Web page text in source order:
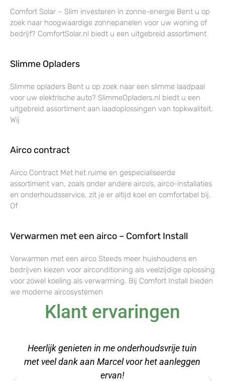
Comfort Solar – Slim investeren in zonne-energie Bent u op
zoek naar hoogwaardige zonnepanelen voor uw woning of
bedrijf? ComfortSolar.nl biedt u een uitgebreid assortiment
Slimme Opladers
Slimme opladers Bent u op zoek naar een slimme laadpaal
voor uw elektrische auto? SlimmeOpladers.nl biedt u een
uitgebreid assortiment aan laadoplossingen van topkwaliteit.
Wij
Airco contract
Airco Contract Met het ruime en gespecialiseerde
assortiment van, zoals onder andere airco’s, airco-installaties
en onderhoudsservice, zit je er altijd koel en comfortabel bij.
Of
Verwarmen met een airco – Comfort Install
Verwarmen met een airco Steeds meer huishoudens en
bedrijven kiezen voor airconditioning als veelzijdige oplossing
voor zowel koeling als verwarming. Bij Comfort Install bieden
we moderne aircosystemen
Klant ervaringen
tuin
Een stuk kunstgras besteld voor
relaxruimte op kantoor, erg makkelijk
leggen met de video's